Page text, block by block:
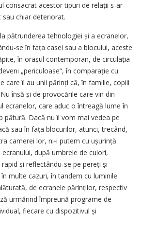
consacrat acestor tipuri de relații s-ar
chiar deteriorat.
pătrunderea tehnologiei și a ecranelor,
se în fața casei sau a blocului, aceste
în orașul contemporan, de circulația
„periculoase”, în comparație cu
care îl au unii părinți că, în familie, copiii
însă și de provocările care vin din
ecranelor, care aduc o întreagă lume în
pătură. Dacă nu îi vom mai vedea pe
sau în fața blocurilor, atunci, trecând,
camerei lor, ni-i putem cu ușurință
după umbrele de culori,
și reflectându-se pe pereți și
multe cazuri, în tandem cu luminile
de ecranele părinților, respectiv
urmărind împreună programe de
fiecare cu dispozitivul și